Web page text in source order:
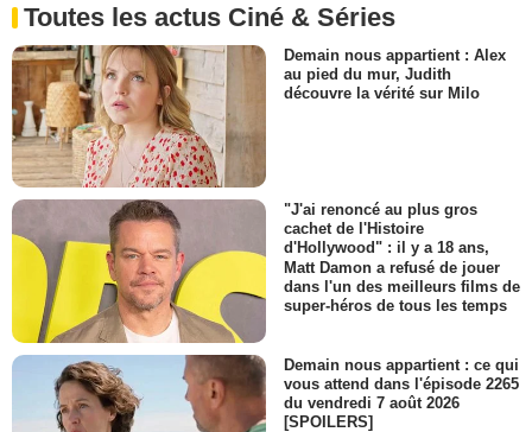
Toutes les actus Ciné & Séries
Demain nous appartient : Alex
au pied du mur, Judith
découvre la vérité sur Milo
"J'ai renoncé au plus gros
cachet de l'Histoire
d'Hollywood" : il y a 18 ans,
Matt Damon a refusé de jouer
dans l'un des meilleurs films de
super-héros de tous les temps
Demain nous appartient : ce qui
vous attend dans l'épisode 2265
du vendredi 7 août 2026
[SPOILERS]